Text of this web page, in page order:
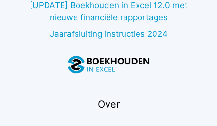
[UPDATE] Boekhouden in Excel 12.0 met
nieuwe financiële rapportages
Jaarafsluiting instructies 2024
Over